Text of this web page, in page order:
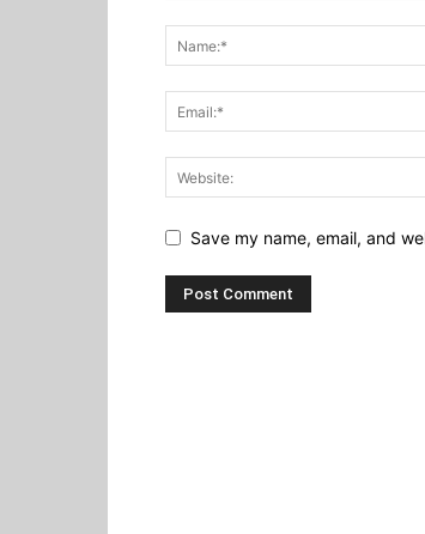
Save my name, email, and